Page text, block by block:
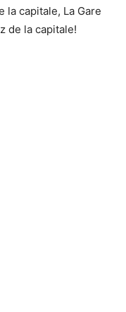
la capitale, La Gare
de la capitale!